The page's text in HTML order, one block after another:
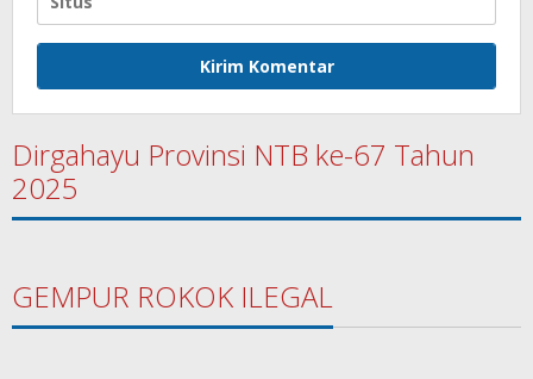
Dirgahayu Provinsi NTB ke-67 Tahun
2025
GEMPUR ROKOK ILEGAL